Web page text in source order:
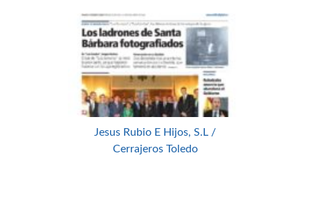
Jesus Rubio E Hijos, S.L /
Cerrajeros Toledo